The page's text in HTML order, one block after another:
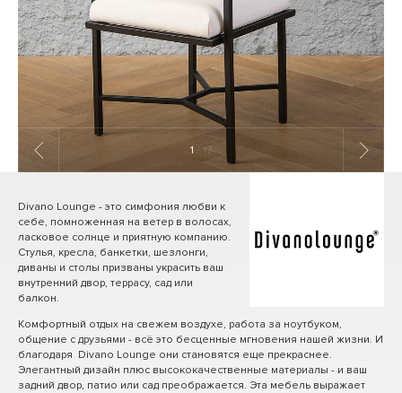
1 / 17
Divano Lounge - это симфония любви к
себе, помноженная на ветер в волосах,
ласковое солнце и приятную компанию.
Стулья, кресла, банкетки, шезлонги,
диваны и столы призваны украсить ваш
внутренний двор, террасу, сад или
балкон.
Комфортный отдых на свежем воздухе, работа за ноутбуком,
общение с друзьями - всё это бесценные мгновения нашей жизни. И
благодаря Divano Lounge они становятся еще прекраснее.
Элегантный дизайн плюс высококачественные материалы - и ваш
задний двор, патио или сад преображается. Эта мебель выражает